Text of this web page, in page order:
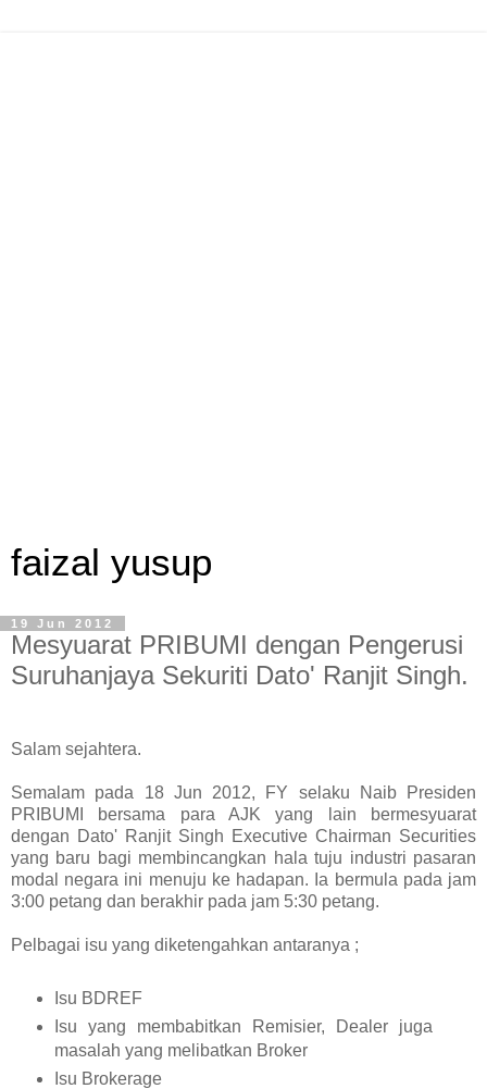
faizal yusup
19 Jun 2012
Mesyuarat PRIBUMI dengan Pengerusi
Suruhanjaya Sekuriti Dato' Ranjit Singh.
Salam sejahtera.
Semalam pada 18 Jun 2012, FY selaku Naib Presiden
PRIBUMI bersama para AJK yang lain bermesyuarat
dengan Dato' Ranjit Singh Executive Chairman Securities
yang baru bagi membincangkan hala tuju industri pasaran
modal negara ini menuju ke hadapan. Ia bermula pada jam
3:00 petang dan berakhir pada jam 5:30 petang.
Pelbagai isu yang diketengahkan antaranya ;
Isu BDREF
Isu yang membabitkan Remisier, Dealer juga
masalah yang melibatkan Broker
Isu Brokerage